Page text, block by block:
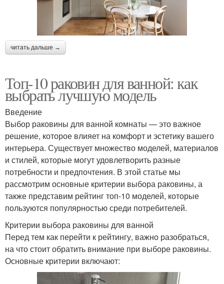
читать дальше →
Топ-10 раковин для ванной: как
выбрать лучшую модель
Введение
Выбор раковины для ванной комнаты — это важное
решение, которое влияет на комфорт и эстетику вашего
интерьера. Существует множество моделей, материалов
и стилей, которые могут удовлетворить разные
потребности и предпочтения. В этой статье мы
рассмотрим основные критерии выбора раковины, а
также представим рейтинг топ-10 моделей, которые
пользуются популярностью среди потребителей.
Критерии выбора раковины для ванной
Перед тем как перейти к рейтингу, важно разобраться,
на что стоит обратить внимание при выборе раковины.
Основные критерии включают: